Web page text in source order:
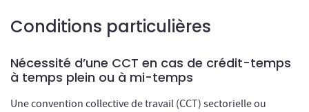
Conditions particulières
Nécessité d’une CCT en cas de crédit-temps
à temps plein ou à mi-temps
Une convention collective de travail (CCT) sectorielle ou